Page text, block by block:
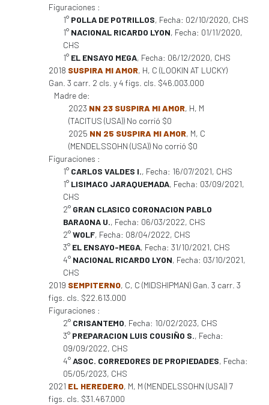
Figuraciones :
1° POLLA DE POTRILLOS, Fecha: 02/10/2020, CHS
1° NACIONAL RICARDO LYON, Fecha: 01/11/2020,
CHS
1° EL ENSAYO MEGA, Fecha: 06/12/2020, CHS
2018 SUSPIRA MI AMOR, H, C (LOOKIN AT LUCKY)
Gan. 3 carr. 2 cls. y 4 figs. cls. $46.003.000
Madre de:
2023 NN 23 SUSPIRA MI AMOR, H, M
(TACITUS (USA)) No corrió $0
2025 NN 25 SUSPIRA MI AMOR, M, C
(MENDELSSOHN (USA)) No corrió $0
Figuraciones :
1° CARLOS VALDES I., Fecha: 16/07/2021, CHS
1° LISIMACO JARAQUEMADA, Fecha: 03/09/2021,
CHS
2° GRAN CLASICO CORONACION PABLO
BARAONA U., Fecha: 06/03/2022, CHS
2°WOLF, Fecha: 08/04/2022, CHS
3° EL ENSAYO-MEGA, Fecha: 31/10/2021, CHS
4° NACIONAL RICARDO LYON, Fecha: 03/10/2021,
CHS
2019 SEMPITERNO, C, C (MIDSHIPMAN) Gan. 3 carr. 3
figs. cls. $22.613.000
Figuraciones :
2° CRISANTEMO, Fecha: 10/02/2023, CHS
3° PREPARACION LUIS COUSIÑO S., Fecha:
09/09/2022, CHS
4°ASOC. CORREDORES DE PROPIEDADES, Fecha:
05/05/2023, CHS
2021 EL HEREDERO, M, M (MENDELSSOHN (USA)) 7
figs. cls. $31.467.000